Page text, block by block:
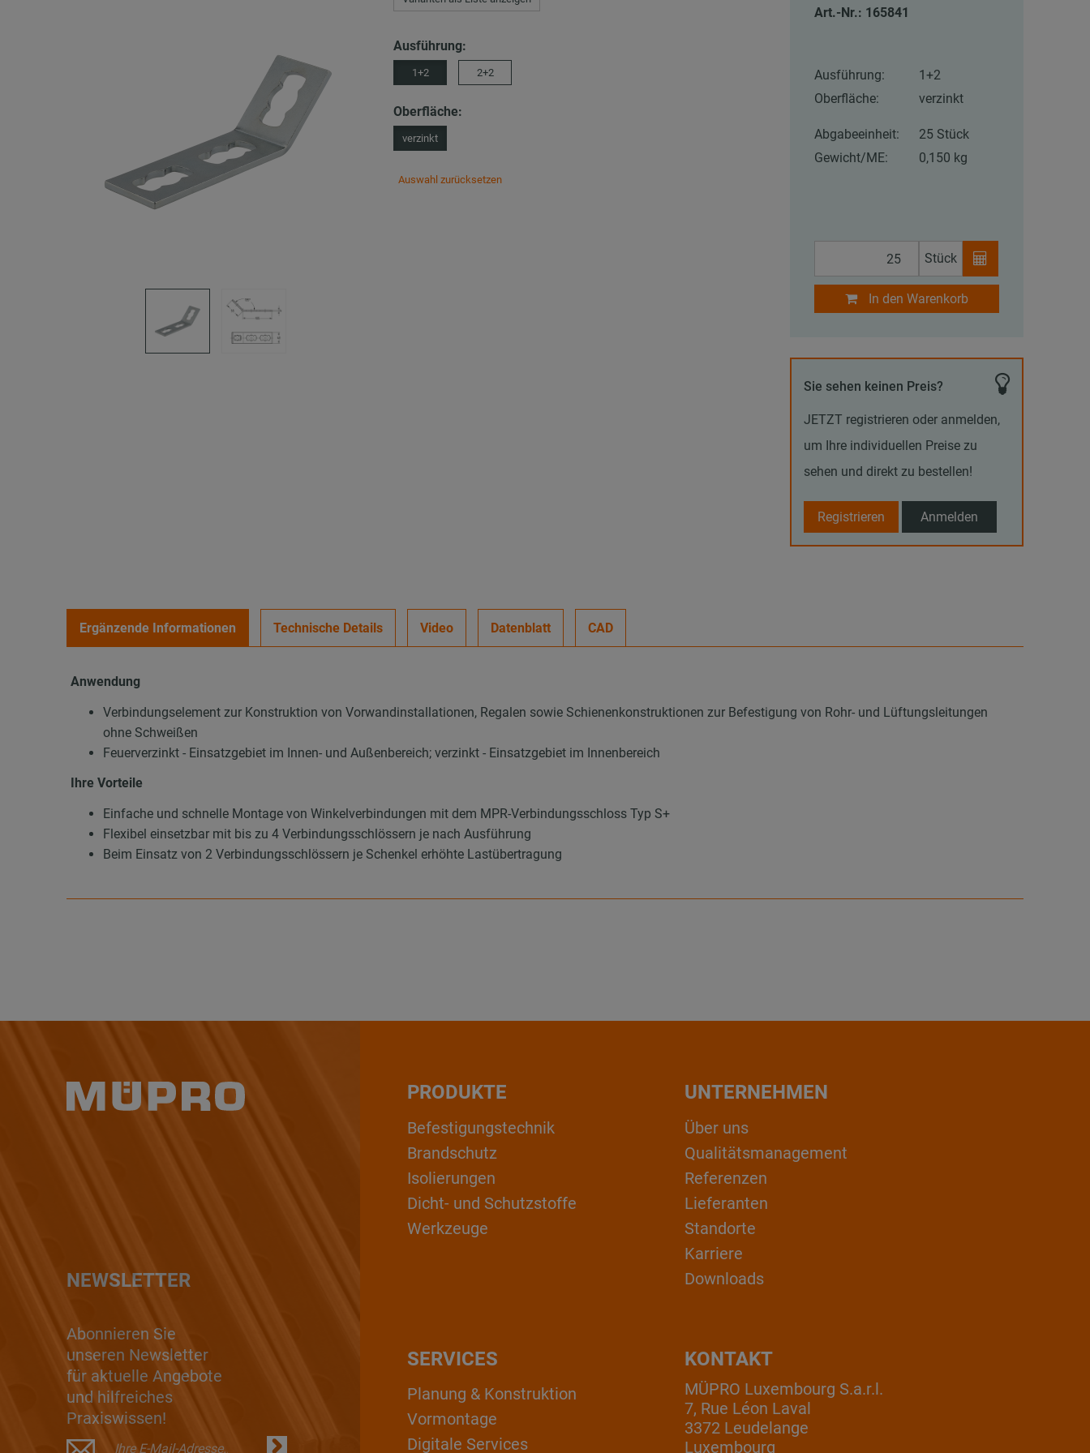
Ausführung:
1+2 2+2
Oberfläche:
verzinkt
Auswahl zurücksetzen
Art.-Nr.: 165841
Ausführung:
1+2
Oberfläche:
verzinkt
Abgabeeinheit:
25 Stück
Gewicht/ME:
0,150 kg
Stück
In den Warenkorb
Sie sehen keinen Preis?
JETZT registrieren oder anmelden,
um Ihre individuellen Preise zu
sehen und direkt zu bestellen!
Registrieren Anmelden
Ergänzende Informationen Technische Details Video Datenblatt CAD
Anwendung
Verbindungselement zur Konstruktion von Vorwandinstallationen, Regalen sowie Schienenkonstruktionen zur Befestigung von Rohr- und Lüftungsleitungen
ohne Schweißen
Feuerverzinkt - Einsatzgebiet im Innen- und Außenbereich; verzinkt - Einsatzgebiet im Innenbereich
Ihre Vorteile
Einfache und schnelle Montage von Winkelverbindungen mit dem MPR-Verbindungsschloss Typ S+
Flexibel einsetzbar mit bis zu 4 Verbindungsschlössern je nach Ausführung
Beim Einsatz von 2 Verbindungsschlössern je Schenkel erhöhte Lastübertragung
NEWSLETTER
Abonnieren Sie
unseren Newsletter
für aktuelle Angebote
und hilfreiches
Praxiswissen!
PRODUKTE
Befestigungstechnik
Brandschutz
Isolierungen
Dicht- und Schutzstoffe
Werkzeuge
UNTERNEHMEN
Über uns
Qualitätsmanagement
Referenzen
Lieferanten
Standorte
Karriere
Downloads
KONTAKT
MÜPRO Luxembourg S.a.r.l.
7, Rue Léon Laval
3372 Leudelange
Luxembourg
SERVICES
Planung & Konstruktion
Vormontage
Digitale Services